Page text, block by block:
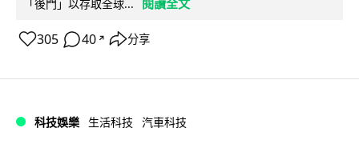
「後門」以存取全球...
305 40 ↗ 分享
科技娛樂 生活科技 汽車科技